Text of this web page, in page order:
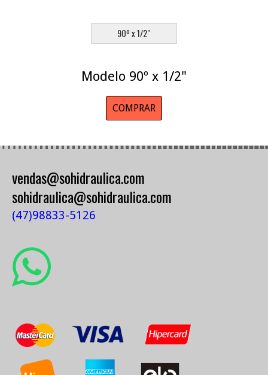
90º x 1/2"
Modelo 90º x 1/2"
COMPRAR
vendas@sohidraulica.com
sohidraulica@sohidraulica.com
(47)98833-5126